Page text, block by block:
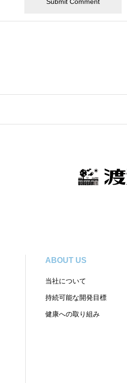
ABOUT US
当社について
持続可能な開発目標
健康への取り組み